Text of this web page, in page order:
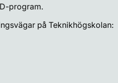
program.
på Teknikhögskolan: